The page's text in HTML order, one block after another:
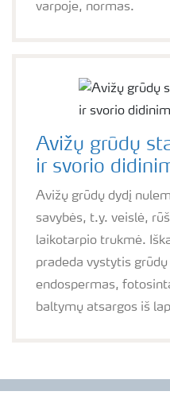
varpoje, normas.
Avižų grūdų
ir svorio
Avižų grūdų dydį
savybės, t.y. veislė,
laikotarpio trukmė.
pradeda vystytis
endospermas,
baltymų atsargos iš